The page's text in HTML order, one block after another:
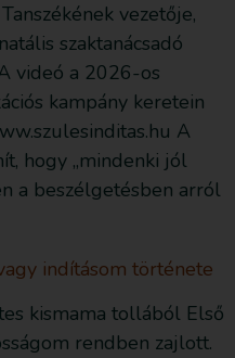
vezetője,
szaktanácsadó
videó a 2026-os
kampány keretein
A
hogy „mindenki jól
a beszélgetésben arról
indításom története
kismama tollából Első
rendben zajlott.